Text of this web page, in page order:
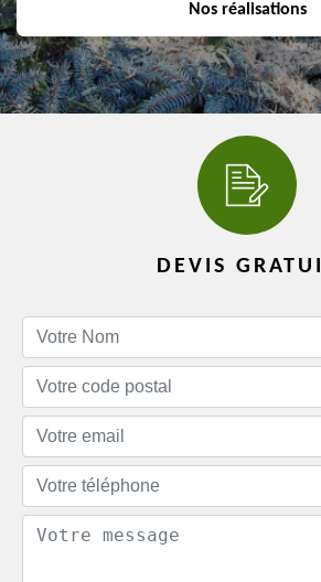
Nos réalisations
DEVIS